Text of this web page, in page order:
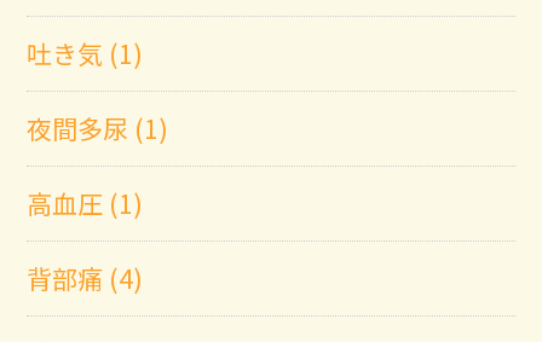
吐き気 (1)
夜間多尿 (1)
高血圧 (1)
背部痛 (4)